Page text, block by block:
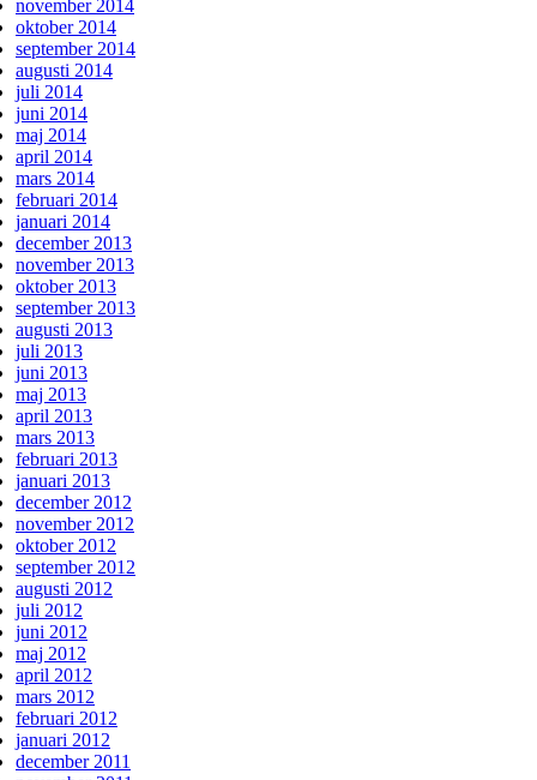
november 2014
oktober 2014
september 2014
augusti 2014
juli 2014
juni 2014
maj 2014
april 2014
mars 2014
februari 2014
januari 2014
december 2013
november 2013
oktober 2013
september 2013
augusti 2013
juli 2013
juni 2013
maj 2013
april 2013
mars 2013
februari 2013
januari 2013
december 2012
november 2012
oktober 2012
september 2012
augusti 2012
juli 2012
juni 2012
maj 2012
april 2012
mars 2012
februari 2012
januari 2012
december 2011